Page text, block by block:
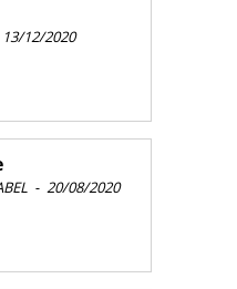
13/12/2020
- 20/08/2020